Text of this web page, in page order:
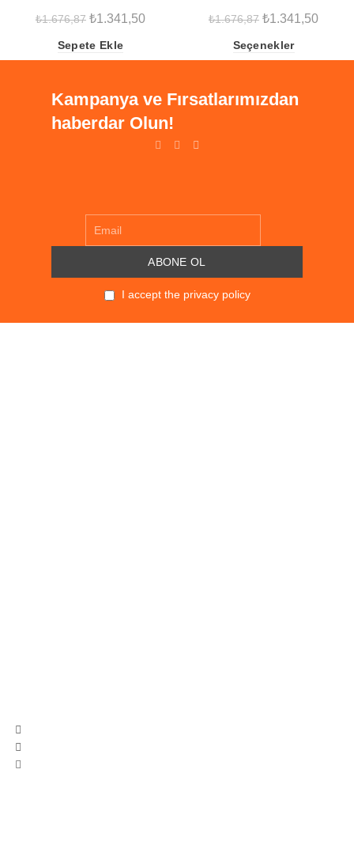
₺1.676,87 Orijinal
₺1.676,87.
₺1.341,50Şu
fiyat:
Sepete Ekle
₺1.676,87 Orijinal
₺1.676,87.
₺1.341,50Şu
fiyat:
Seçenekler
Kampanya ve Fırsatlarımızdan
haberdar Olun!
I accept the privacy policy